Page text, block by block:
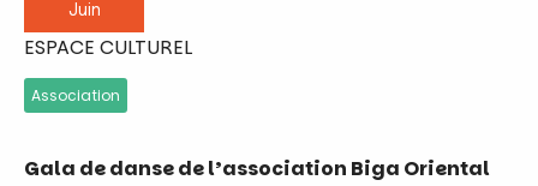
Juin
ESPACE CULTUREL
Association
Gala de danse de l’association Biga Oriental